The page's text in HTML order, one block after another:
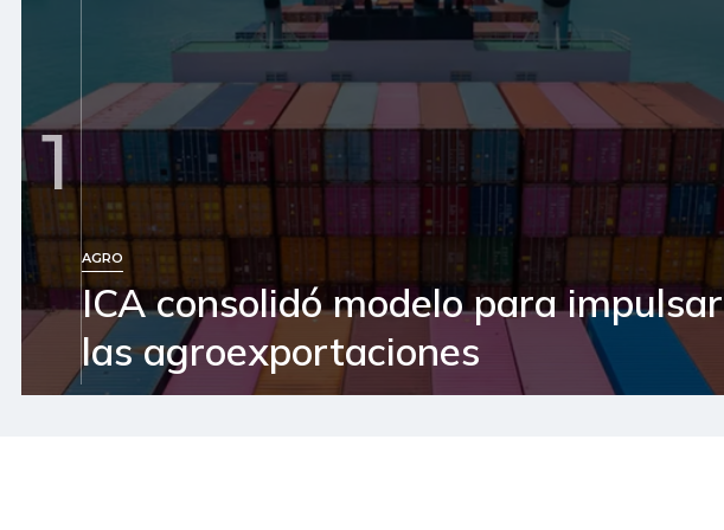
1
AGRO
ICA consolidó modelo para impulsar
las agroexportaciones